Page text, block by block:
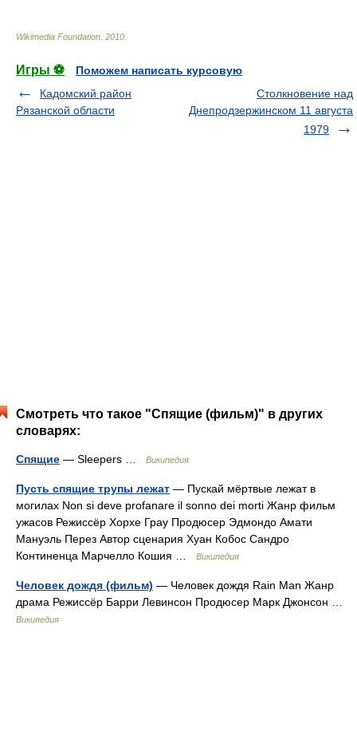
Wikimedia Foundation 2010
Игры ⚽
Поможем написать курсовую
Кадомский район
Рязанской области
Столкновение над
Днепродзержинском 11 августа
1979
Смотреть что такое "Спящие (фильм)" в других
словарях:
Спящие — Sleepers … Википедия
Пусть спящие трупы лежат — Пускай мёртвые лежат в
могилах Non si deve profanare il sonno dei morti Жанр фильм
ужасов Режиссёр Хорхе Грау Продюсер Эдмондо Амати
Мануэль Перез Автор сценария Хуан Кобос Сандро
Континенца Марчелло Кошия …
Википедия
Человек дождя (фильм) — Человек дождя Rain Man Жанр
драма Режиссёр Барри Левинсон Продюсер Марк Джонсон …
Википедия